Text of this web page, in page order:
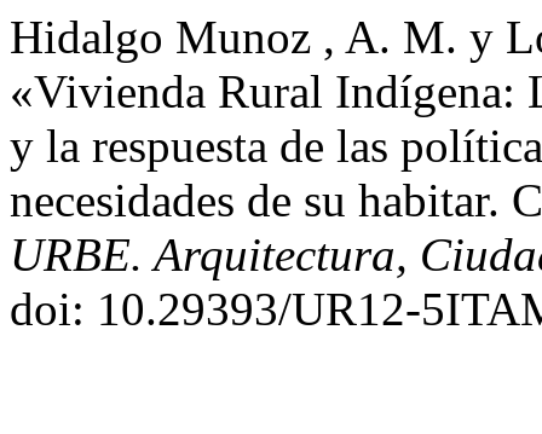
Hidalgo Munoz , A. M. y
«Vivienda Rural Indígena:
y la respuesta de las
necesidades de su
URBE. Arquitectura,
doi: 10.29393/UR12-